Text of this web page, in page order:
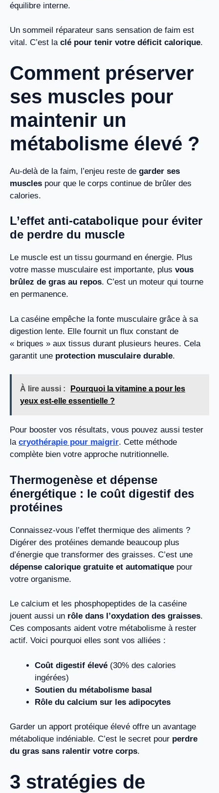
équilibre interne.
Un sommeil réparateur sans sensation de faim est
vital. C’est la clé pour tenir votre déficit calorique.
Comment préserver
ses muscles pour
maintenir un
métabolisme élevé ?
Au-delà de la faim, l’enjeu reste de garder ses
muscles pour que le corps continue de brûler des
calories.
L’effet anti-catabolique pour éviter
de perdre du muscle
Le muscle est un tissu gourmand en énergie. Plus
votre masse musculaire est importante, plus vous
brûlez de gras au repos. C’est un moteur qui tourne
en permanence.
La caséine empêche la fonte musculaire grâce à sa
digestion lente. Elle fournit un flux constant de
« briques » aux tissus durant plusieurs heures. Cela
garantit une protection musculaire durable.
À lire aussi :
Pourquoi la vitamine a pour les
yeux est-elle essentielle ?
Pour booster vos résultats, vous pouvez aussi tester
la cryothérapie pour maigrir. Cette méthode
complète bien votre approche nutritionnelle.
Thermogenèse et dépense
énergétique : le coût digestif des
protéines
Connaissez-vous l’effet thermique des aliments ?
Digérer des protéines demande beaucoup plus
d’énergie que transformer des graisses. C’est une
dépense calorique gratuite et automatique pour
votre organisme.
Le calcium et les phosphopeptides de la caséine
jouent aussi un rôle dans l’oxydation des graisses.
Ces composants aident votre métabolisme à rester
actif. Voici pourquoi elles sont vos alliées :
Coût digestif élevé (30% des calories
ingérées)
Soutien du métabolisme basal
Rôle du calcium sur les adipocytes
Garder un apport protéique élevé offre un avantage
métabolique indéniable. C’est le secret pour perdre
du gras sans ralentir votre corps.
3 stratégies de